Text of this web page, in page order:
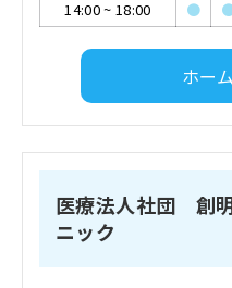
14:00~ 18:00 ●
ホー
医療法人社団 創
ニック